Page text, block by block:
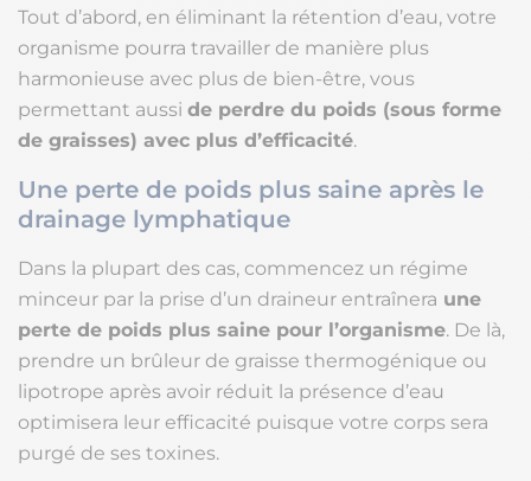
Tout d’abord, en éliminant la rétention d’eau, votre
organisme pourra travailler de manière plus
harmonieuse avec plus de bien-être, vous
permettant aussi de perdre du poids (sous forme
de graisses) avec plus d’efficacité.
Une perte de poids plus saine après le
drainage lymphatique
Dans la plupart des cas, commencez un régime
minceur par la prise d’un draineur entraînera une
perte de poids plus saine pour l’organisme. De là,
prendre un brûleur de graisse thermogénique ou
lipotrope après avoir réduit la présence d’eau
optimisera leur efficacité puisque votre corps sera
purgé de ses toxines.